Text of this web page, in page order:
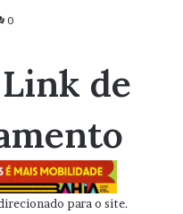
0
de
para o site.